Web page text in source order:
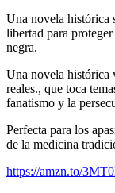
Una novela histórica
libertad para
negra.
Una novela histórica
reales., que toca
fanatismo y la
Perfecta para los
de la medicina
https://amzn.to/